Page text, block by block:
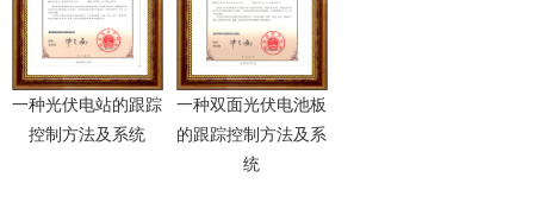
一种光伏电站的跟踪
控制方法及系统
一种双面光伏电池板
的跟踪控制方法及系
统